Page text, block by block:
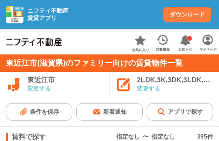
ニフティ不動産
賃貸アプリ
ダウンロード
お気に入り 閲覧履歴 お知らせ マイページ
東近江市(滋賀県)のファミリー向けの賃貸物件一覧
東近江市
変更する 変更する
条件を保存 新着通知 アプリで探す
賃料で探す 指定なし 〜 指定なし 395件